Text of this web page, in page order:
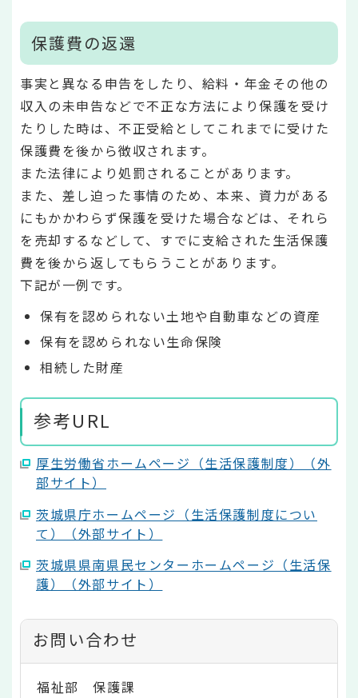
保護費の返還
事実と異なる申告をしたり、給料・年金その他の
収入の未申告などで不正な方法により保護を受け
たりした時は、不正受給としてこれまでに受けた
保護費を後から徴収されます。
また法律により処罰されることがあります。
また、差し迫った事情のため、本来、資力がある
にもかかわらず保護を受けた場合などは、それら
を売却するなどして、すでに支給された生活保護
費を後から返してもらうことがあります。
下記が一例です。
保有を認められない土地や自動車などの資産
保有を認められない生命保険
相続した財産
参考URL
厚生労働省ホームページ（生活保護制度）（外
部サイト）
茨城県庁ホームページ（生活保護制度につい
て）（外部サイト）
茨城県県南県民センターホームページ（生活保
護）（外部サイト）
お問い合わせ
福祉部 保護課